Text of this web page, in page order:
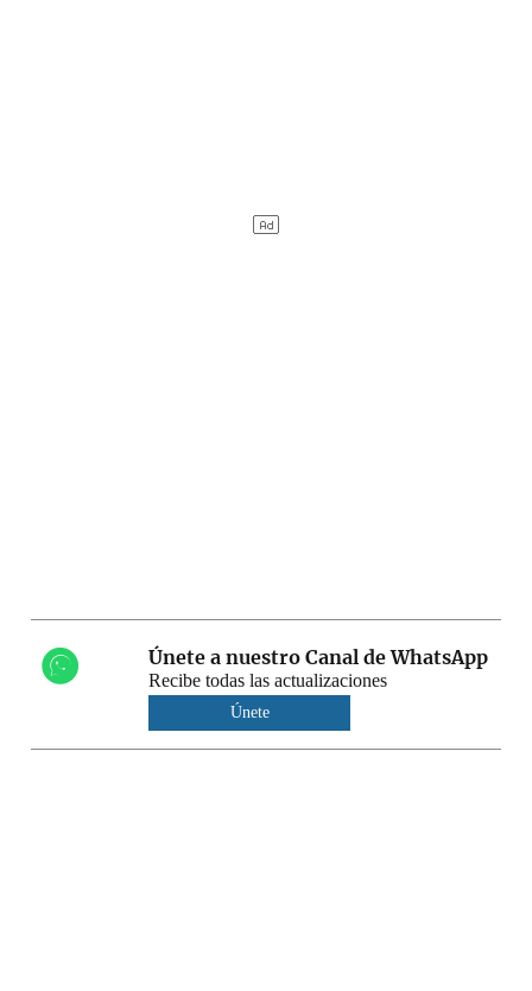
Únete a nuestro Canal de WhatsApp
Recibe todas las actualizaciones
Únete